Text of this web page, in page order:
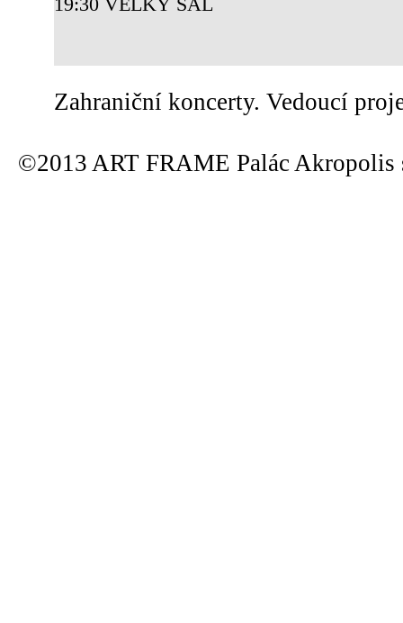
Zahraniční koncerty. Vedoucí
©2013 ART FRAME Palác Akropolis